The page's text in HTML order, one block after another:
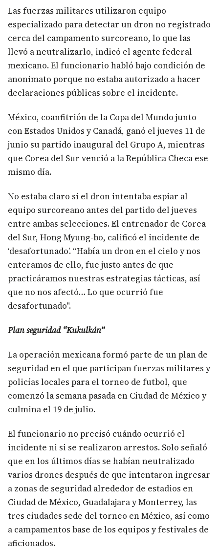
Las fuerzas militares utilizaron equipo
especializado para detectar un dron no registrado
cerca del campamento surcoreano, lo que las
llevó a neutralizarlo, indicó el agente federal
mexicano. El funcionario habló bajo condición de
anonimato porque no estaba autorizado a hacer
declaraciones públicas sobre el incidente.
México, coanfitrión de la Copa del Mundo junto
con Estados Unidos y Canadá, ganó el jueves 11 de
junio su partido inaugural del Grupo A, mientras
que Corea del Sur venció a la República Checa ese
mismo día.
No estaba claro si el dron intentaba espiar al
equipo surcoreano antes del partido del jueves
entre ambas selecciones. El entrenador de Corea
del Sur, Hong Myung-bo, calificó el incidente de
‘desafortunado’. “Había un dron en el cielo y nos
enteramos de ello, fue justo antes de que
practicáramos nuestras estrategias tácticas, así
que no nos afectó… Lo que ocurrió fue
desafortunado".
Plan seguridad “Kukulkán”
La operación mexicana formó parte de un plan de
seguridad en el que participan fuerzas militares y
policías locales para el torneo de futbol, que
comenzó la semana pasada en Ciudad de México y
culmina el 19 de julio.
El funcionario no precisó cuándo ocurrió el
incidente ni si se realizaron arrestos. Solo señaló
que en los últimos días se habían neutralizado
varios drones después de que intentaron ingresar
a zonas de seguridad alrededor de estadios en
Ciudad de México, Guadalajara y Monterrey, las
tres ciudades sede del torneo en México, así como
a campamentos base de los equipos y festivales de
aficionados.